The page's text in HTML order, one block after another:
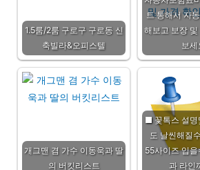
1.5룸/2룸 구로구 구로동 신
축빌라&오피스텔
트 통해서 자
해보고 보장
보세
개그맨 겸 가수 이동욱과 딸
의 버킷리스트
■ 꽃톡스 설명
도 날씬해질
55사이즈 입
과 라인